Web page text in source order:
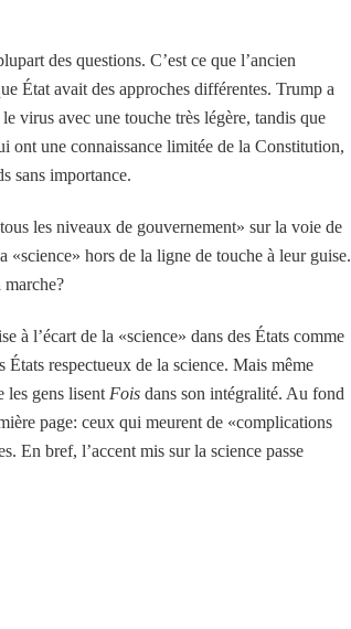
des questions. C’est ce que l’ancien
État avait des approches différentes. Trump a
virus avec une touche très légère, tandis que
une connaissance limitée de la Constitution,
sans importance.
les niveaux de gouvernement» sur la voie de
«science» hors de la ligne de touche à leur guise.
à l’écart de la «science» dans des États comme
respectueux de la science. Mais même
les gens lisent Fois dans son intégralité. Au fond
page: ceux qui meurent de «complications
En bref, l’accent mis sur la science passe